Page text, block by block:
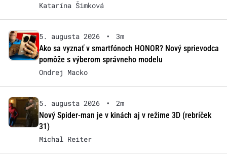
Katarína Šimková
5. augusta 2026 •
3m
Ako sa vyznať v smartfónoch HONOR? Nový sprievodca
pomôže s výberom správneho modelu
Ondrej Macko
5. augusta 2026 •
2m
Nový Spider-man je v kinách aj v režime 3D (rebríček
31)
Michal Reiter